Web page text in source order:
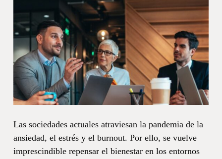
Las sociedades actuales atraviesan la pandemia de la
ansiedad, el estrés y el burnout. Por ello, se vuelve
imprescindible repensar el bienestar en los entornos